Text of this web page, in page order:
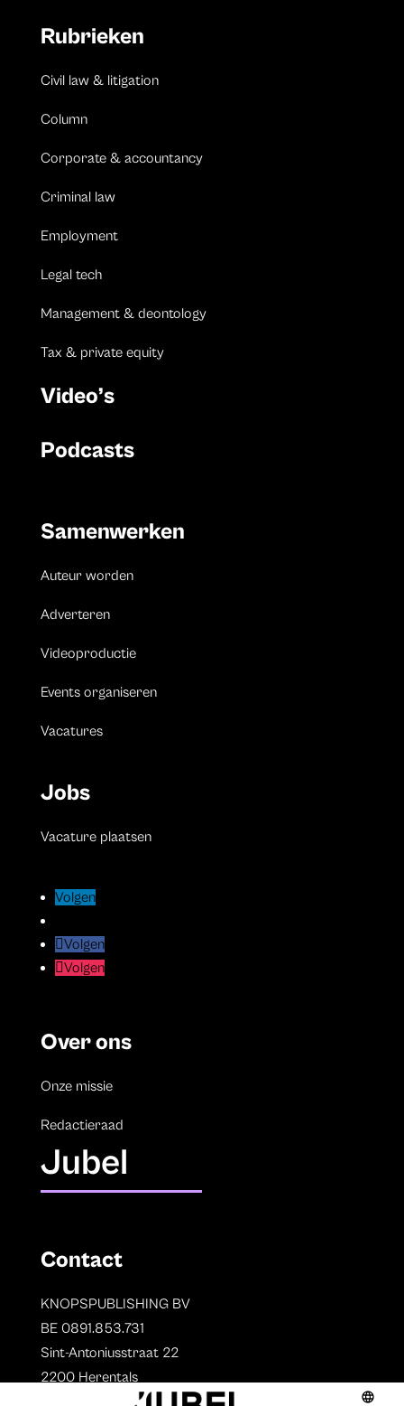
Rubrieken
Civil law & litigation
Column
Corporate & accountancy
Criminal law
Employment
Legal tech
Management & deontology
Tax & private equity
Video’s
Podcasts
Samenwerken
Auteur worden
Adverteren
Videoproductie
Events organiseren
Vacatures
Jobs
Vacature plaatsen
VolgenVolgen
VolgenVolgen
VolgenVolgen
Over ons
Onze missie
Redactieraad
Jubel
Contact
KNOPSPUBLISHING BV
BE 0891.853.731
Sint-Antoniusstraat 22
2200 Herentals